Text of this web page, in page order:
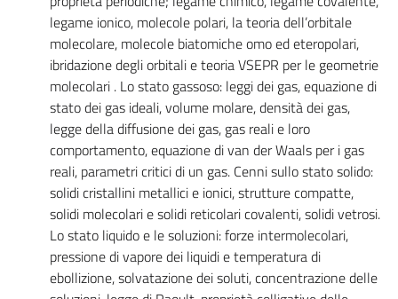
legame ionico, molecole polari, la teoria dell’orbitale
molecolare, molecole biatomiche omo ed eteropolari,
ibridazione degli orbitali e teoria VSEPR per le geometrie
molecolari . Lo stato gassoso: leggi dei gas, equazione di
stato dei gas ideali, volume molare, densità dei gas,
legge della diffusione dei gas, gas reali e loro
comportamento, equazione di van der Waals per i gas
reali, parametri critici di un gas. Cenni sullo stato solido:
solidi cristallini metallici e ionici, strutture compatte,
solidi molecolari e solidi reticolari covalenti, solidi vetrosi.
Lo stato liquido e le soluzioni: forze intermolecolari,
pressione di vapore dei liquidi e temperatura di
ebollizione, solvatazione dei soluti, concentrazione delle